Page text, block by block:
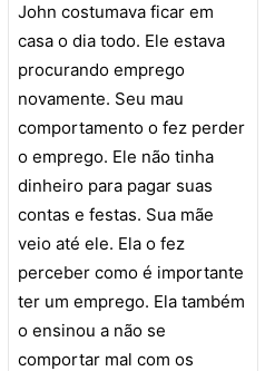
John costumava ficar em
casa o dia todo. Ele estava
procurando emprego
novamente. Seu mau
comportamento o fez perder
o emprego. Ele não tinha
dinheiro para pagar suas
contas e festas. Sua mãe
veio até ele. Ela o fez
perceber como é importante
ter um emprego. Ela também
o ensinou a não se
comportar mal com os